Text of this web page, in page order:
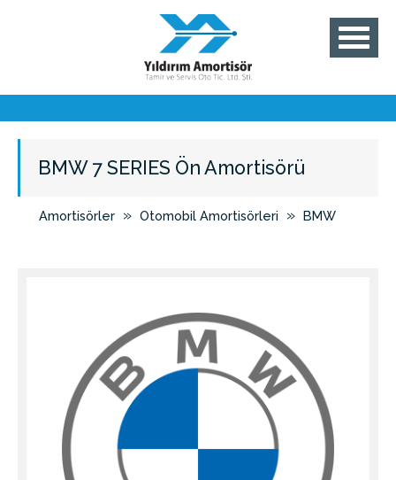
BMW 7 SERIES Ön Amortisörü
Amortisörler » Otomobil Amortisörleri » BMW